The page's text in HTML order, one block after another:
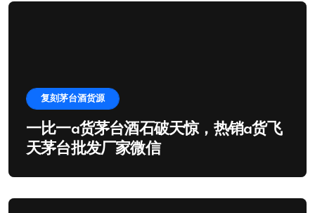
复刻茅台酒货源
一比一a货茅台酒石破天惊，热销a货飞
天茅台批发厂家微信